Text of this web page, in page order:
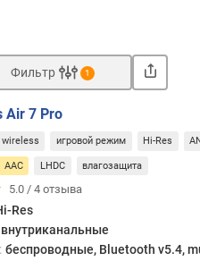
по
Фильтр 1
Air 7 Pro
игровой режим Hi-Res
AAC LHDC влагозащита
5.0 /4 отзыва
Res
внутриканальные
беспроводные, Bluetooth v5.4,